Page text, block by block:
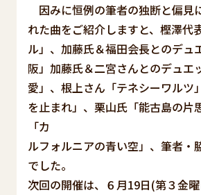
因みに恒例の筆者の独断と偏見
れた曲をご紹介しますと、樫澤代
ル」、加藤氏＆福田会長とのデュ
阪」加藤氏＆二宮さんとのデュエ
愛」、根上さん「テネシーワルツ
を止まれ」、栗山氏「能古島の片
「カ
ルフォルニアの青い空」、筆者・
でした。
次回の開催は、６月19日(第３金